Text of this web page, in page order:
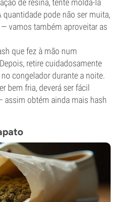
de resina, tente moldá-la
quantidade pode não ser muita,
vamos também aproveitar as
que fez à mão num
retire cuidadosamente
congelador durante a noite.
bem fria, deverá ser fácil
assim obtém ainda mais hash